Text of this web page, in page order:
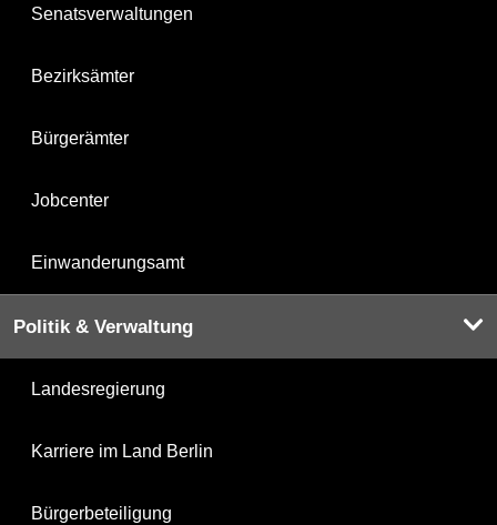
Senatsverwaltungen
Bezirksämter
Bürgerämter
Jobcenter
Einwanderungsamt
Politik & Verwaltung
Landesregierung
Karriere im Land Berlin
Bürgerbeteiligung